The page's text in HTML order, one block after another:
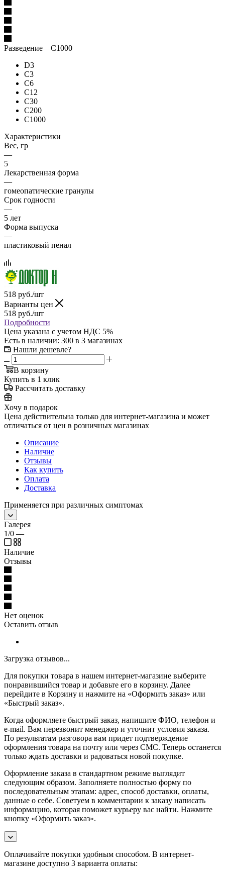
Разведение—C1000
D3
C3
C6
C12
C30
C200
C1000
Характеристики
Вес, гр
—
5
Лекарственная форма
—
гомеопатические гранулы
Срок годности
—
5 лет
Форма выпуска
—
пластиковый пенал
518 руб./шт
Варианты цен
518 руб./шт
Подробности
Цена указана с учетом НДС 5%
Есть в наличии: 300 в 3 магазинах
Нашли дешевле?
В корзину
Купить в 1 клик
Рассчитать доставку
Хочу в подарок
Цена действительна только для интернет-магазина и может
отличаться от цен в розничных магазинах
Описание
Наличие
Отзывы
Как купить
Оплата
Доставка
Применяется при различных симптомах
Галерея
1/0 —
Наличие
Отзывы
Нет оценок
Оставить отзыв
Загрузка отзывов...
Для покупки товара в нашем интернет-магазине выберите
понравившийся товар и добавьте его в корзину. Далее
перейдите в Корзину и нажмите на «Оформить заказ» или
«Быстрый заказ».
Когда оформляете быстрый заказ, напишите ФИО, телефон и
e-mail. Вам перезвонит менеджер и уточнит условия заказа.
По результатам разговора вам придет подтверждение
оформления товара на почту или через СМС. Теперь останется
только ждать доставки и радоваться новой покупке.
Оформление заказа в стандартном режиме выглядит
следующим образом. Заполняете полностью форму по
последовательным этапам: адрес, способ доставки, оплаты,
данные о себе. Советуем в комментарии к заказу написать
информацию, которая поможет курьеру вас найти. Нажмите
кнопку «Оформить заказ».
Оплачивайте покупки удобным способом. В интернет-
магазине доступно 3 варианта оплаты: